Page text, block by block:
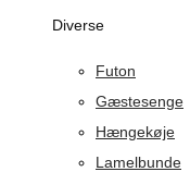
Diverse
Futon
Gæstesenge
Hængekøje
Lamelbunde